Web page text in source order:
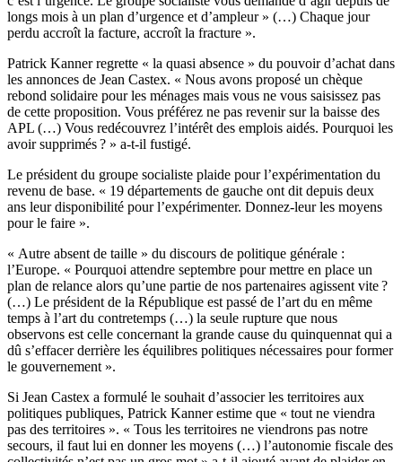
longs mois à un plan d’urgence et d’ampleur » (…) Chaque jour
perdu accroît la facture, accroît la fracture ».
Patrick Kanner regrette « la quasi absence » du pouvoir d’achat dans
les annonces de Jean Castex. « Nous avons proposé un chèque
rebond solidaire pour les ménages mais vous ne vous saisissez pas
de cette proposition. Vous préférez ne pas revenir sur la baisse des
APL (…) Vous redécouvrez l’intérêt des emplois aidés. Pourquoi les
avoir supprimés ? » a-t-il fustigé.
Le président du groupe socialiste plaide pour l’expérimentation du
revenu de base. « 19 départements de gauche ont dit depuis deux
ans leur disponibilité pour l’expérimenter. Donnez-leur les moyens
pour le faire ».
« Autre absent de taille » du discours de politique générale :
l’Europe. « Pourquoi attendre septembre pour mettre en place un
plan de relance alors qu’une partie de nos partenaires agissent vite ?
(…) Le président de la République est passé de l’art du en même
temps à l’art du contretemps (…) la seule rupture que nous
observons est celle concernant la grande cause du quinquennat qui a
dû s’effacer derrière les équilibres politiques nécessaires pour former
le gouvernement ».
Si Jean Castex a formulé le souhait d’associer les territoires aux
politiques publiques, Patrick Kanner estime que « tout ne viendra
pas des territoires ». « Tous les territoires ne viendrons pas notre
secours, il faut lui en donner les moyens (…) l’autonomie fiscale des